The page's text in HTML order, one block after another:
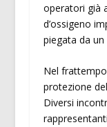
operatori già
d’ossigeno
piegata da
Nel
protezione
Diversi